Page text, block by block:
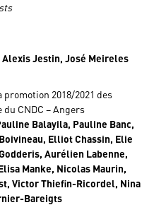
Alexis Jestin, José Meireles
promotion 2018/2021 des
CNDC – Angers
Balayila, Pauline Banc,
Elliot Chassin, Elie
Aurélien Labenne,
Manke, Nicolas Maurin,
Victor Thiefin-Ricordel, Nina
Bareigts